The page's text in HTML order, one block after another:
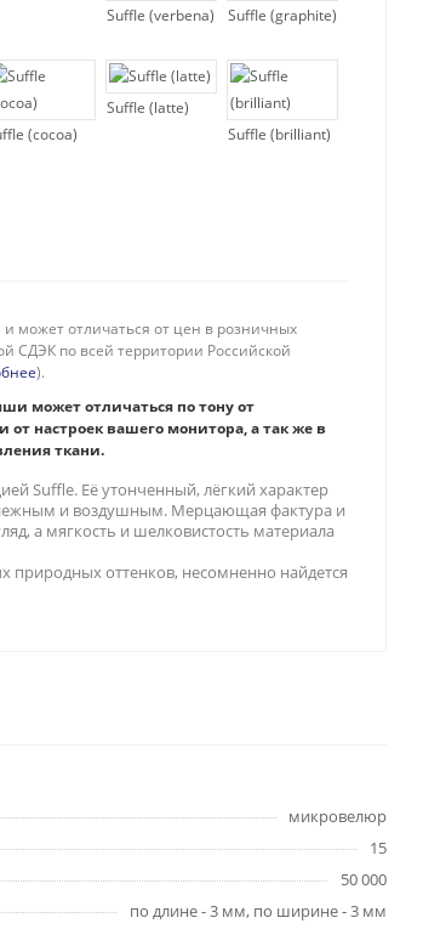
Suffle (verbena)
Suffle (graphite)
(cocoa)
Suffle (latte)
Suffle (brilliant)
может отличаться от цен в розничных
СДЭК по всей территории Российской
).
может отличаться по тону от
от настроек вашего монитора, а так же в
ткани.
Suffle. Её утонченный, лёгкий характер
и воздушным. Мерцающая фактура и
а мягкость и шелковистость материала
природных оттенков, несомненно найдется
микровелюр
15
50 000
по длине - 3 мм, по ширине - 3 мм